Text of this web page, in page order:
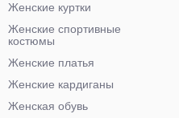
Женские куртки
Женские спортивные
костюмы
Женские платья
Женские кардиганы
Женская обувь